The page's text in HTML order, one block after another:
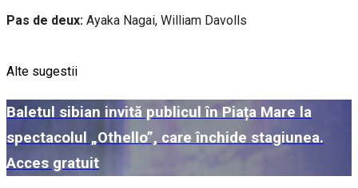
Pas de deux: Ayaka Nagai, William Davolls
Alte sugestii
Baletul sibian invită publicul în Piața Mare la
spectacolul „Othello”, care închide stagiunea.
Acces gratuit